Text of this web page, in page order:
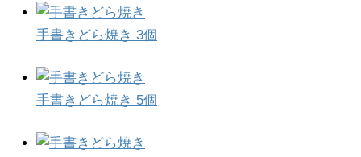
手書きどら焼き 3個
手書きどら焼き 5個